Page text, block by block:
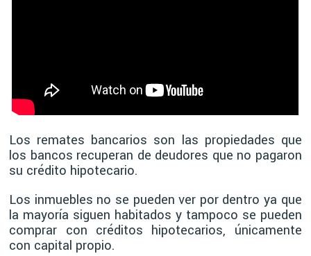
Los remates bancarios son las propiedades que
los bancos recuperan de deudores que no pagaron
su crédito hipotecario.
Los inmuebles no se pueden ver por dentro ya que
la mayoría siguen habitados y tampoco se pueden
comprar con créditos hipotecarios, únicamente
con capital propio.